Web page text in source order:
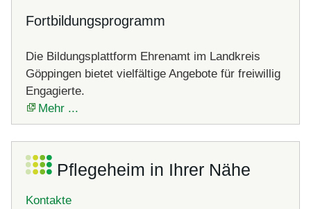
Fortbildungsprogramm
Die Bildungsplattform Ehrenamt im Landkreis
Göppingen bietet vielfältige Angebote für freiwillig
Engagierte.
Mehr ...
Pflegeheim in Ihrer Nähe
Kontakte